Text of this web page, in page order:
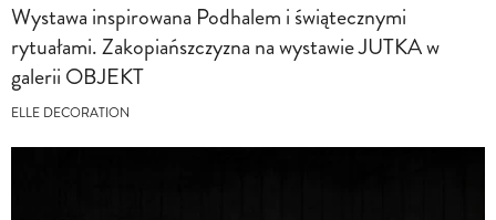
Wystawa inspirowana Podhalem i świątecznymi
rytuałami. Zakopiańszczyzna na wystawie JUTKA w
galerii OBJEKT
ELLE DECORATION